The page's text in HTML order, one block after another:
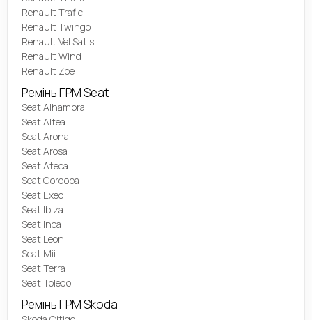
Renault Trafic
Renault Twingo
Renault Vel Satis
Renault Wind
Renault Zoe
Ремінь ГРМ Seat
Seat Alhambra
Seat Altea
Seat Arona
Seat Arosa
Seat Ateca
Seat Cordoba
Seat Exeo
Seat Ibiza
Seat Inca
Seat Leon
Seat Mii
Seat Terra
Seat Toledo
Ремінь ГРМ Skoda